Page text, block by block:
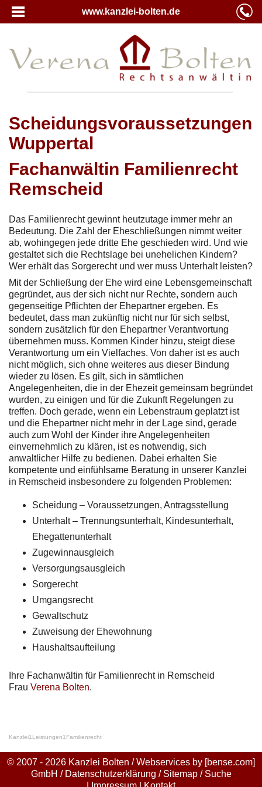
www.kanzlei-bolten.de
Scheidungsvoraussetzungen
Wuppertal
Fachanwältin Familienrecht
Remscheid
Das Familienrecht gewinnt heutzutage immer mehr an
Bedeutung. Die Zahl der Eheschließungen nimmt weiter
ab, wohingegen jede dritte Ehe geschieden wird. Und wie
gestaltet sich die Rechtslage bei unehelichen Kindern?
Wer erhält das Sorgerecht und wer muss Unterhalt leisten?
Mit der Schließung der Ehe wird eine Lebensgemeinschaft
gegründet, aus der sich nicht nur Rechte, sondern auch
gegenseitige Pflichten der Ehepartner ergeben. Es
bedeutet, dass man zukünftig nicht nur für sich selbst,
sondern zusätzlich für den Ehepartner Verantwortung
übernehmen muss. Kommen Kinder hinzu, steigt diese
Verantwortung um ein Vielfaches. Von daher ist es auch
nicht möglich, sich ohne weiteres aus dieser Bindung
wieder zu lösen. Es gilt, sich in sämtlichen
Angelegenheiten, die in der Ehezeit gemeinsam begründet
wurden, zu einigen und für die Zukunft Regelungen zu
treffen. Doch gerade, wenn ein Lebenstraum geplatzt ist
und die Ehepartner nicht mehr in der Lage sind, gerade
auch zum Wohl der Kinder ihre Angelegenheiten
einvernehmlich zu klären, ist es notwendig, sich
anwaltlicher Hilfe zu bedienen. Dabei erhalten Sie
kompetente und einfühlsame Beratung in unserer Kanzlei
in Remscheid insbesondere zu folgenden Problemen:
Scheidung – Voraussetzungen, Antragsstellung
Unterhalt – Trennungsunterhalt, Kindesunterhalt,
Ehegattenunterhalt
Zugewinnausgleich
Versorgungsausgleich
Sorgerecht
Umgangsrecht
Gewaltschutz
Zuweisung der Ehewohnung
Haushaltsaufteilung
Ihre Fachanwältin für Familienrecht in Remscheid
Frau Verena Bolten.
Kanzlei1 Leistungen1 Familienrecht
© 2007 - 2026 Kanzlei Bolten / Webservices by [bense.com]
GmbH / Datenschutzerklärung / Sitemap/ Suche